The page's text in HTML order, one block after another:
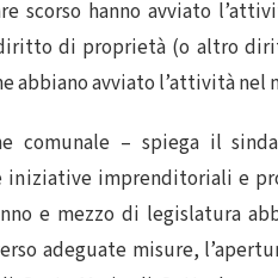
scorso hanno avviato
di proprietà (o altro
abbiano avviato l’attività nel
comunale – spiega il
imprenditoriali e
e mezzo di legislatura
adeguate misure,